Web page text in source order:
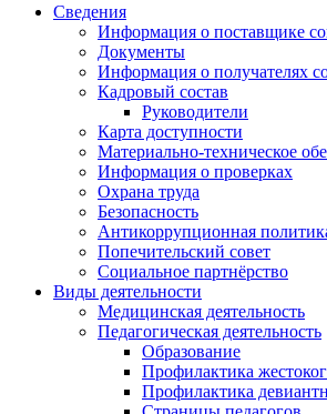
Сведения
Информация о поставщике
Документы
Информация о получателях
Кадровый состав
Руководители
Карта доступности
Материально-техническое
Информация о проверках
Охрана труда
Безопасность
Антикоррупционная
Попечительский совет
Социальное партнёрство
Виды деятельности
Медицинская деятельность
Педагогическая деятельность
Образование
Профилактика
Профилактика